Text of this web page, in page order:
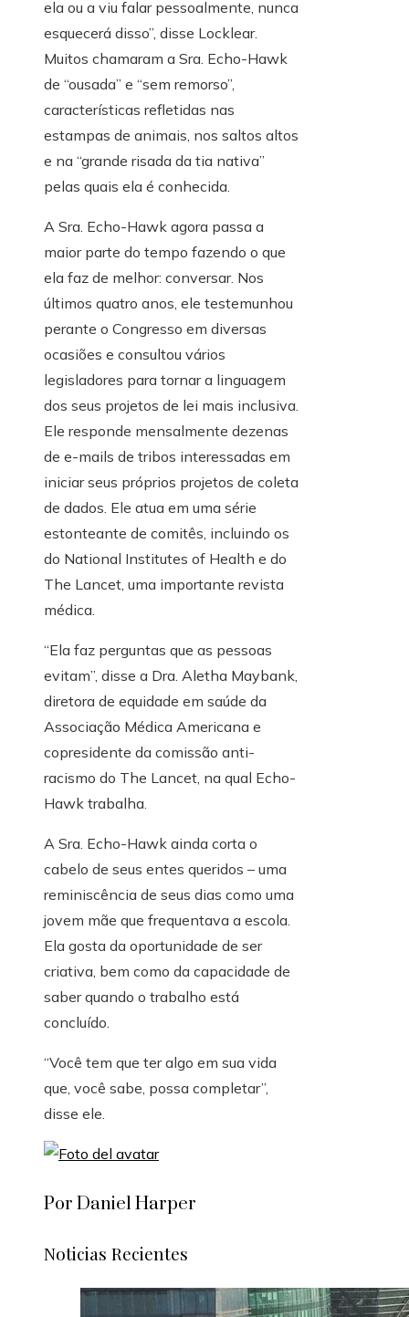
ela ou a viu falar pessoalmente, nunca
esquecerá disso”, disse Locklear.
Muitos chamaram a Sra. Echo-Hawk
de “ousada” e “sem remorso”,
características refletidas nas
estampas de animais, nos saltos altos
e na “grande risada da tia nativa”
pelas quais ela é conhecida.
A Sra. Echo-Hawk agora passa a
maior parte do tempo fazendo o que
ela faz de melhor: conversar. Nos
últimos quatro anos, ele testemunhou
perante o Congresso em diversas
ocasiões e consultou vários
legisladores para tornar a linguagem
dos seus projetos de lei mais inclusiva.
Ele responde mensalmente dezenas
de e-mails de tribos interessadas em
iniciar seus próprios projetos de coleta
de dados. Ele atua em uma série
estonteante de comitês, incluindo os
do National Institutes of Health e do
The Lancet, uma importante revista
médica.
“Ela faz perguntas que as pessoas
evitam”, disse a Dra. Aletha Maybank,
diretora de equidade em saúde da
Associação Médica Americana e
copresidente da comissão anti-
racismo do The Lancet, na qual Echo-
Hawk trabalha.
A Sra. Echo-Hawk ainda corta o
cabelo de seus entes queridos – uma
reminiscência de seus dias como uma
jovem mãe que frequentava a escola.
Ela gosta da oportunidade de ser
criativa, bem como da capacidade de
saber quando o trabalho está
concluído.
“Você tem que ter algo em sua vida
que, você sabe, possa completar”,
disse ele.
Por Daniel Harper
Noticias Recientes